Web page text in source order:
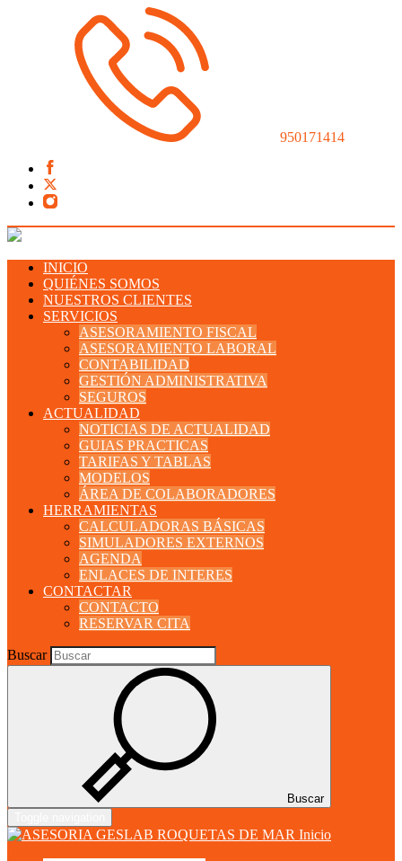
950171414
INICIO
QUIÉNES SOMOS
NUESTROS CLIENTES
SERVICIOS
ASESORAMIENTO FISCAL
ASESORAMIENTO LABORAL
CONTABILIDAD
GESTIÓN ADMINISTRATIVA
SEGUROS
ACTUALIDAD
NOTICIAS DE ACTUALIDAD
GUIAS PRACTICAS
TARIFAS Y TABLAS
MODELOS
ÁREA DE COLABORADORES
HERRAMIENTAS
CALCULADORAS BÁSICAS
SIMULADORES EXTERNOS
AGENDA
ENLACES DE INTERES
CONTACTAR
CONTACTO
RESERVAR CITA
Buscar
Buscar
Inicio